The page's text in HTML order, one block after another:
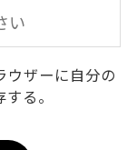
ウザーに自分の
る。